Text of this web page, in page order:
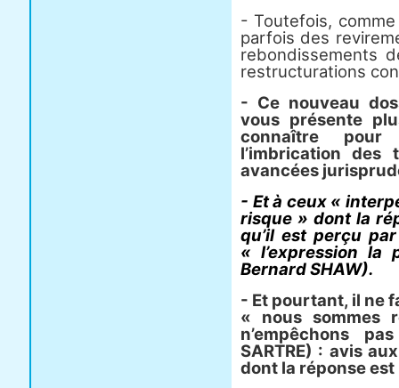
- Toutefois,
parfois des
rebondissements
restructurations
- Ce nouveau
vous présente
connaître pour
l’imbrication des
avancées
- Et à ceux «
risque » dont la
qu’il est perçu
« l’expression
Bernard SHAW).
- Et pourtant, il ne
« nous sommes
n’empêchons
SARTRE) : avis
dont la réponse est